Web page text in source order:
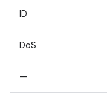
ID
DoS
—